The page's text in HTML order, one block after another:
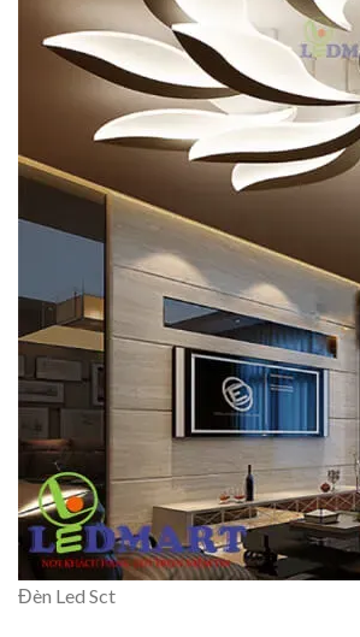
Đèn Led Sct